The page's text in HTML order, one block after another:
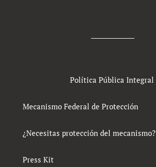
Política Pública Integral
Mecanismo Federal de Protección
¿Necesitas protección del mecanismo?
Press Kit